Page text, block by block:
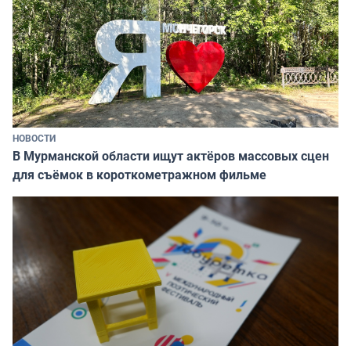
НОВОСТИ
В Мурманской области ищут актёров массовых сцен
для съёмок в короткометражном фильме